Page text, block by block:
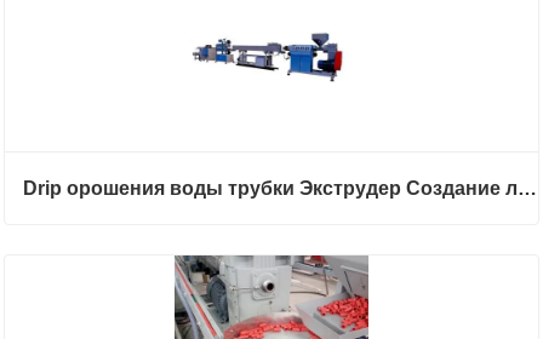
Drip орошения воды трубки Экструдер Создание линии